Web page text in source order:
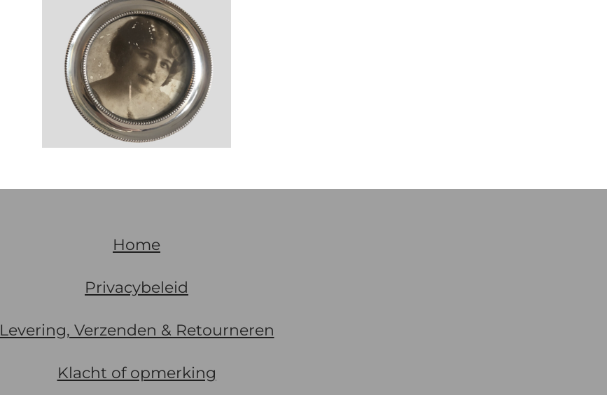
Home
Privacybeleid
Levering, Verzenden & Retourneren
Klacht of opmerking